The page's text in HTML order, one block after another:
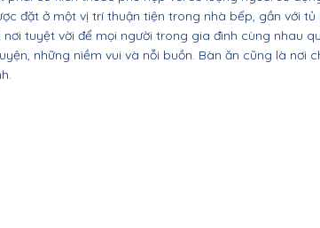
Nội thất Ninh Bình Nội thất Thái Bình
đặt ở một vị trí thuận tiện trong nhà bếp, gần với tủ
nơi tuyệt vời để mọi người trong gia đình cùng nhau
những niềm vui và nỗi buồn. Bàn ăn cũng là nơi